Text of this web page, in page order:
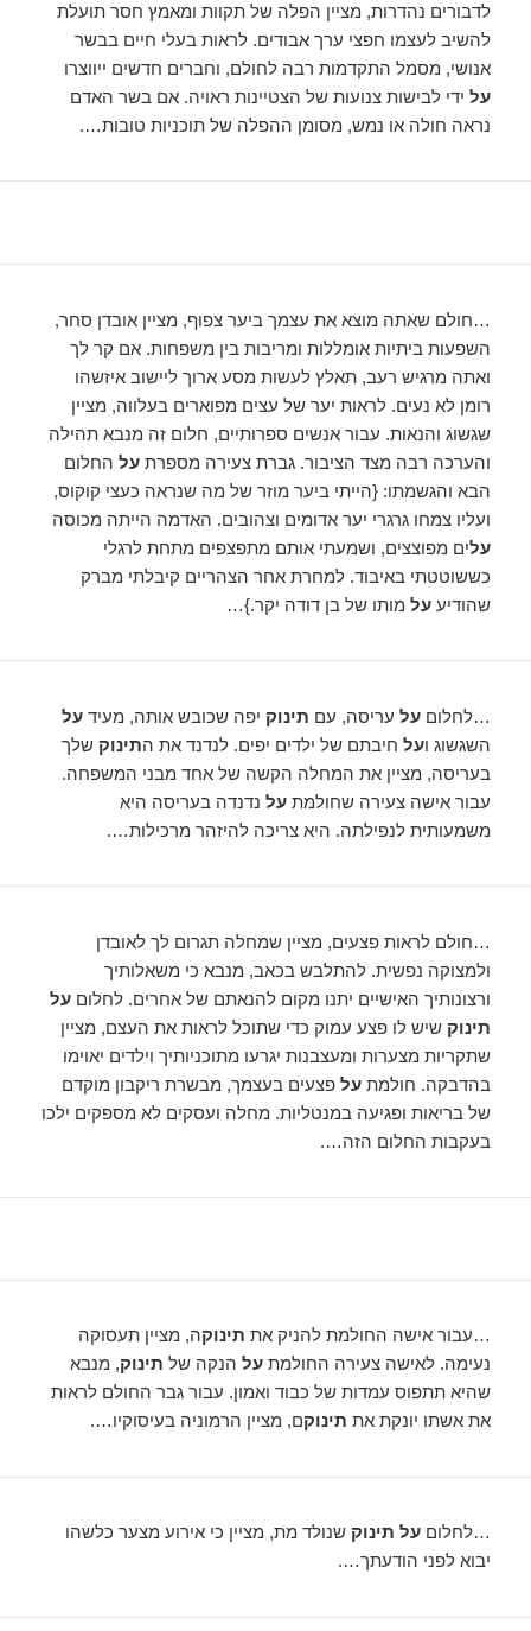
לדבורים נהדרות, מציין הפלה של תקוות ומאמץ חסר תועלת
להשיב לעצמו חפצי ערך אבודים. לראות בעלי חיים בבשר
אנושי, מסמל התקדמות רבה לחולם, וחברים חדשים ייווצרו
על ידי לבישות צנועות של הצטיינות ראויה. אם בשר האדם
נראה חולה או נמש, מסומן ההפלה של תוכניות טובות….
…חולם שאתה מוצא את עצמך ביער צפוף, מציין אובדן סחר,
השפעות ביתיות אומללות ומריבות בין משפחות. אם קר לך
ואתה מרגיש רעב, תאלץ לעשות מסע ארוך ליישוב איזשהו
רומן לא נעים. לראות יער של עצים מפוארים בעלווה, מציין
שגשוג והנאות. עבור אנשים ספרותיים, חלום זה מנבא תהילה
והערכה רבה מצד הציבור. גברת צעירה מספרתעל החלום
הבא והגשמתו: {הייתי ביער מוזר של מה שנראה כעצי קוקוס,
ועליו צמחו גרגרי יער אדומים וצהובים. האדמה הייתה מכוסה
עלים מפוצצים, ושמעתי אותם מתפצפים מתחת לרגלי
כששוטטתי באיבוד. למחרת אחר הצהריים קיבלתי מברק
שהודיע ​​על מותו של בן דודה יקר.}…
…לחלוםעל עריסה, עם תינוק יפה שכובש אותה, מעידעל
השגשוג ועל חיבתם של ילדים יפים. לנדנד את התינוק שלך
בעריסה, מציין את המחלה הקשה של אחד מבני המשפחה.
עבור אישה צעירה שחולמתעל נדנדה בעריסה היא
משמעותית לנפילתה. היא צריכה להיזהר מרכילות….
…חולם לראות פצעים, מציין שמחלה תגרום לך לאובדן
ולמצוקה נפשית. להתלבש בכאב, מנבא כי משאלותיך
ורצונותיך האישיים יתנו מקום להנאתם של אחרים. לחלוםעל
תינוק שיש לו פצע עמוק כדי שתוכל לראות את העצם, מציין
שתקריות מצערות ומעצבנות יגרעו מתוכניותיך וילדים יאוימו
בהדבקה. חולמתעל פצעים בעצמך, מבשרת ריקבון מוקדם
של בריאות ופגיעה במנטליות. מחלה ועסקים לא מספקים ילכו
בעקבות החלום הזה….
…עבור אישה החולמת להניק את תינוקה, מציין תעסוקה
נעימה. לאישה צעירה החולמתעל הנקה של תינוק, מנבא
שהיא תתפוס עמדות של כבוד ואמון. עבור גבר החולם לראות
את אשתו יונקת את תינוקם, מציין הרמוניה בעיסוקיו….
…לחלוםעל תינוק שנולד מת, מציין כי אירוע מצער כלשהו
יבוא לפני הודעתך….